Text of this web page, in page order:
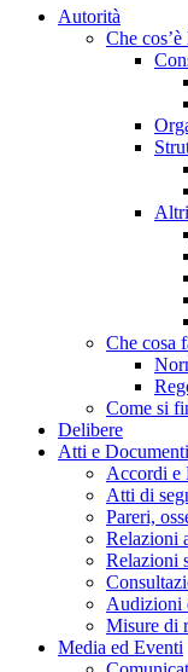
Autorità
Che
Che cosa
Come si
Delibere
Atti e Documenti
Accordi e
Atti di
Pareri,
Relazioni
Relazioni
Audizioni
Misure di
Media ed Eventi